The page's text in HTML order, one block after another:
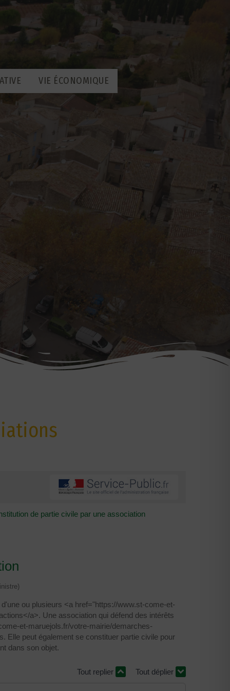
VIE ÉCONOMIQUE
de partie civile par une association
ou plusieurs <a href="https://www.st-come-et-
a>. Une association qui défend des intérêts
et-maruejols.fr/votre-mairie/demarches-
Elle peut également se constituer partie civile pour
dans son objet.
Tout replier Tout déplier